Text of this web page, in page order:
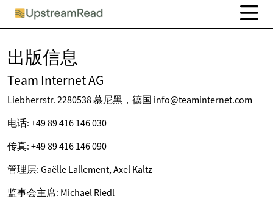
出版信息
Team Internet AG
Liebherrstr. 2280538 慕尼黑，德国 info@teaminternet.com
电话: +49 89 416 146 030
传真: +49 89 416 146 090
管理层: Gaëlle Lallement, Axel Kaltz
监事会主席: Michael Riedl